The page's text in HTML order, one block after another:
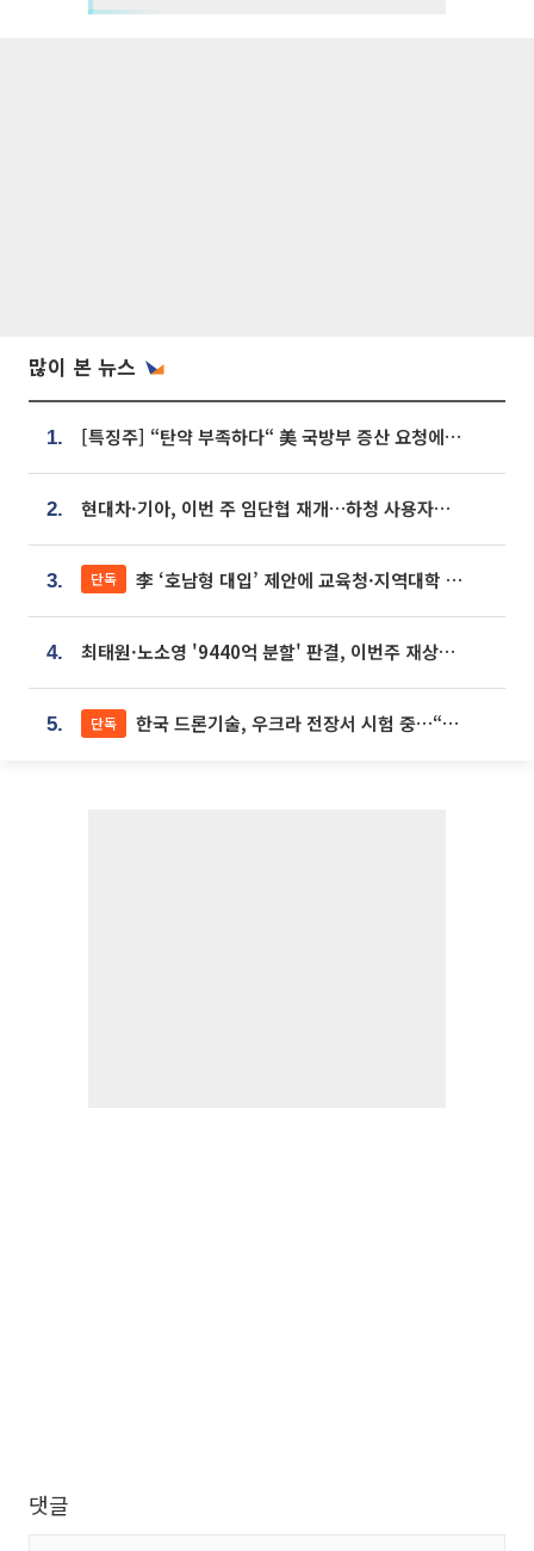
많이 본 뉴스
1. [특징주] “탄약 부족하다“ 美 국방부 증산 요청에⋯국내 방산주 급등세
2. 현대차·기아, 이번 주 임단협 재개…하청 사용자성 재심도 ‘변수’
3. 단독 李 ‘호남형 대입’ 제안에 교육청·지역대학 서·논술형 입시 연계 '착수'
4. 최태원·노소영 '9440억 분할' 판결, 이번주 재상고 여부 주목
5. 단독 한국 드론기술, 우크라 전장서 시험 중…“스타트업 여러 곳 참여”
댓글